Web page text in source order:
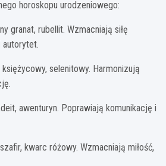
horoskopu urodzeniowego:
granat, rubellit. Wzmacniają siłę
autorytet.
księżycowy, selenitowy. Harmonizują
awenturyn. Poprawiają komunikację i
kwarc różowy. Wzmacniają miłość,